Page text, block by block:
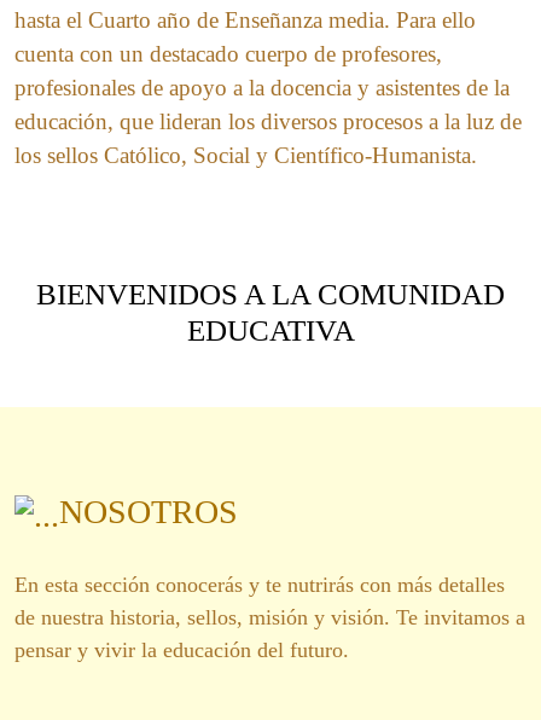
hasta el Cuarto año de Enseñanza media. Para ello
cuenta con un destacado cuerpo de profesores,
profesionales de apoyo a la docencia y asistentes de la
educación, que lideran los diversos procesos a la luz de
los sellos Católico, Social y Científico-Humanista.
BIENVENIDOS A LA COMUNIDAD
EDUCATIVA
NOSOTROS
En esta sección conocerás y te nutrirás con más detalles
de nuestra historia, sellos, misión y visión. Te invitamos a
pensar y vivir la educación del futuro.